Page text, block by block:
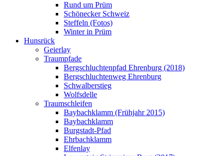
Rund um Prüm
Schönecker Schweiz
Steffeln (Fotos)
Winter in Prüm
Hunsrück
Geierlay
Traumpfade
Bergschluchtenpfad Ehrenburg (2018)
Bergschluchtenweg Ehrenburg
Schwalberstieg
Wolfsdelle
Traumschleifen
Baybachklamm (Frühjahr 2015)
Baybachklamm
Burgstadt-Pfad
Ehrbachklamm
Elfenlay